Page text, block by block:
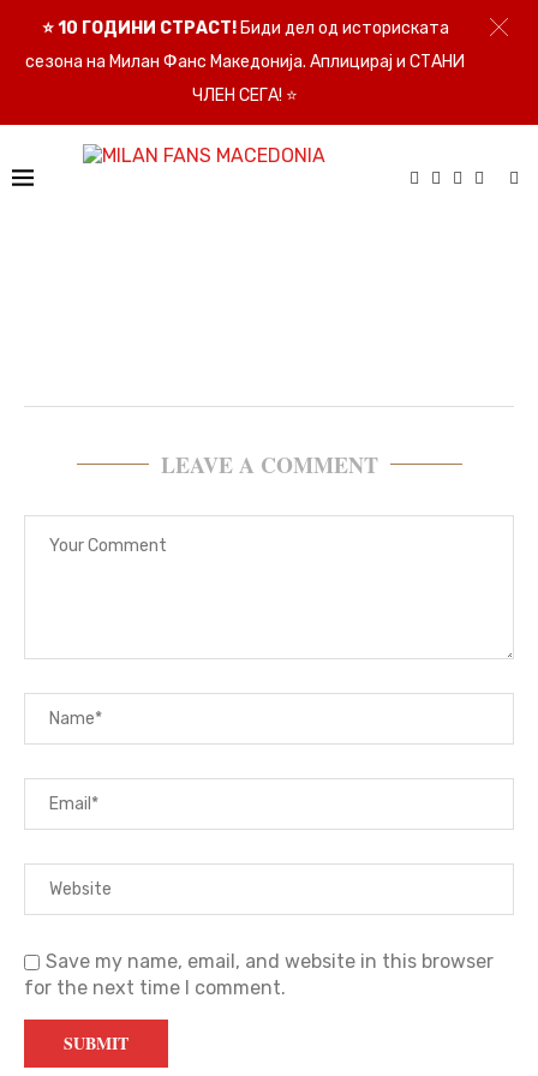
⭐10 ГОДИНИ СТРАСТ!Биди дел од историската
сезона на Милан Фанс Македонија. Аплицирај и СТАНИ
ЧЛЕН СЕГА! ⭐
LEAVE A COMMENT
Save my name, email, and website in this browser
for the next time I comment.